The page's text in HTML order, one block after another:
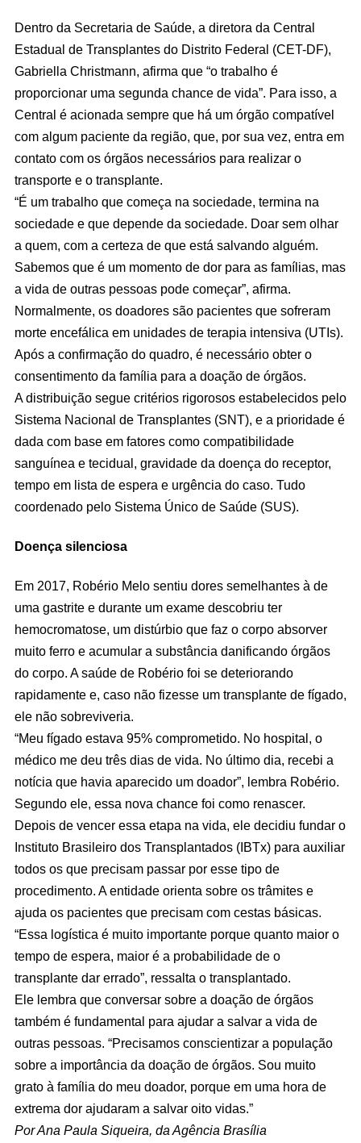
Dentro da Secretaria de Saúde, a diretora da Central
Estadual de Transplantes do Distrito Federal (CET-DF),
Gabriella Christmann, afirma que “o trabalho é
proporcionar uma segunda chance de vida”. Para isso, a
Central é acionada sempre que há um órgão compatível
com algum paciente da região, que, por sua vez, entra em
contato com os órgãos necessários para realizar o
transporte e o transplante.
“É um trabalho que começa na sociedade, termina na
sociedade e que depende da sociedade. Doar sem olhar
a quem, com a certeza de que está salvando alguém.
Sabemos que é um momento de dor para as famílias, mas
a vida de outras pessoas pode começar”, afirma.
Normalmente, os doadores são pacientes que sofreram
morte encefálica em unidades de terapia intensiva (UTIs).
Após a confirmação do quadro, é necessário obter o
consentimento da família para a doação de órgãos.
A distribuição segue critérios rigorosos estabelecidos pelo
Sistema Nacional de Transplantes (SNT), e a prioridade é
dada com base em fatores como compatibilidade
sanguínea e tecidual, gravidade da doença do receptor,
tempo em lista de espera e urgência do caso. Tudo
coordenado pelo Sistema Único de Saúde (SUS).
Doença silenciosa
Em 2017, Robério Melo sentiu dores semelhantes à de
uma gastrite e durante um exame descobriu ter
hemocromatose, um distúrbio que faz o corpo absorver
muito ferro e acumular a substância danificando órgãos
do corpo. A saúde de Robério foi se deteriorando
rapidamente e, caso não fizesse um transplante de fígado,
ele não sobreviveria.
“Meu fígado estava 95% comprometido. No hospital, o
médico me deu três dias de vida. No último dia, recebi a
notícia que havia aparecido um doador”, lembra Robério.
Segundo ele, essa nova chance foi como renascer.
Depois de vencer essa etapa na vida, ele decidiu fundar o
Instituto Brasileiro dos Transplantados (IBTx) para auxiliar
todos os que precisam passar por esse tipo de
procedimento. A entidade orienta sobre os trâmites e
ajuda os pacientes que precisam com cestas básicas.
“Essa logística é muito importante porque quanto maior o
tempo de espera, maior é a probabilidade de o
transplante dar errado”, ressalta o transplantado.
Ele lembra que conversar sobre a doação de órgãos
também é fundamental para ajudar a salvar a vida de
outras pessoas. “Precisamos conscientizar a população
sobre a importância da doação de órgãos. Sou muito
grato à família do meu doador, porque em uma hora de
extrema dor ajudaram a salvar oito vidas.”
Por Ana Paula Siqueira, da Agência Brasília